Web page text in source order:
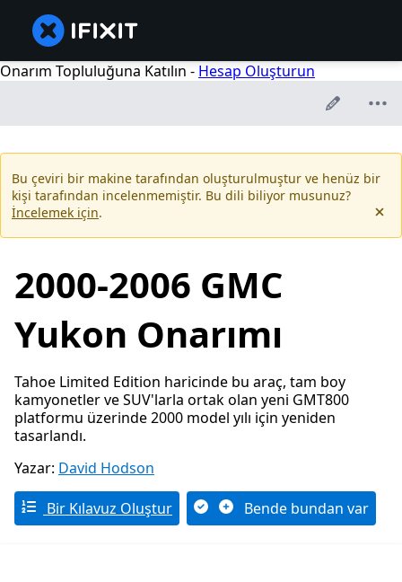
Onarım Topluluğuna Katılın - Hesap Oluşturun
Bu çeviri bir makine tarafından oluşturulmuştur ve henüz bir
kişi tarafından incelenmemiştir. Bu dili biliyor musunuz?
İncelemek için.
2000-2006 GMC
Yukon Onarımı
Tahoe Limited Edition haricinde bu araç, tam boy
kamyonetler ve SUV'larla ortak olan yeni GMT800
platformu üzerinde 2000 model yılı için yeniden
tasarlandı.
Yazar: David Hodson
Bir Kılavuz Oluştur Bende bundan var